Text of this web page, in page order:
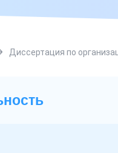
Диссертация по